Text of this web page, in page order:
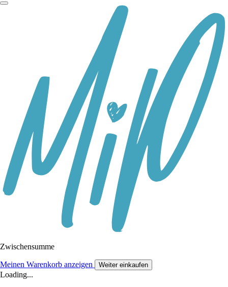
Zwischensumme
Meinen Warenkorb anzeigen Weiter einkaufen
Loading...